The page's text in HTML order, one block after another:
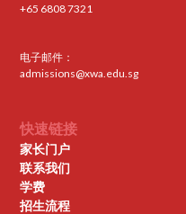
+65 6808 7321
电子邮件：
admissions@xwa.edu.sg
快速链接
家长门户
联系我们
学费
招生流程